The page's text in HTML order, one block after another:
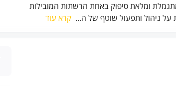
ומלאת סיפוק באחת הרשתות המובילות
על ניהול ותפעול שוטף של ה... קרא עוד